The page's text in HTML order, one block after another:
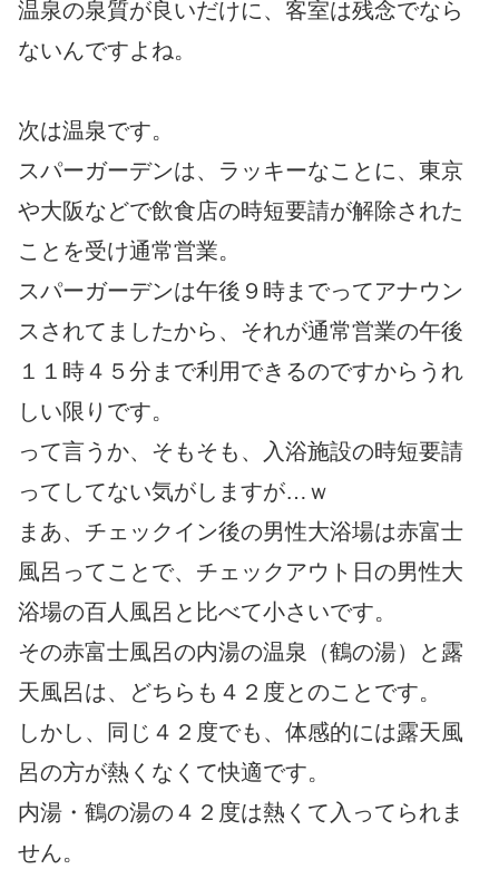
温泉の泉質が良いだけに、客室は残念でなら
ないんですよね。
次は温泉です。
スパーガーデンは、ラッキーなことに、東京
や大阪などで飲食店の時短要請が解除された
ことを受け通常営業。
スパーガーデンは午後９時までってアナウン
スされてましたから、それが通常営業の午後
１１時４５分まで利用できるのですからうれ
しい限りです。
って言うか、そもそも、入浴施設の時短要請
ってしてない気がしますが…ｗ
まあ、チェックイン後の男性大浴場は赤富士
風呂ってことで、チェックアウト日の男性大
浴場の百人風呂と比べて小さいです。
その赤富士風呂の内湯の温泉（鶴の湯）と露
天風呂は、どちらも４２度とのことです。
しかし、同じ４２度でも、体感的には露天風
呂の方が熱くなくて快適です。
内湯・鶴の湯の４２度は熱くて入ってられま
せん。